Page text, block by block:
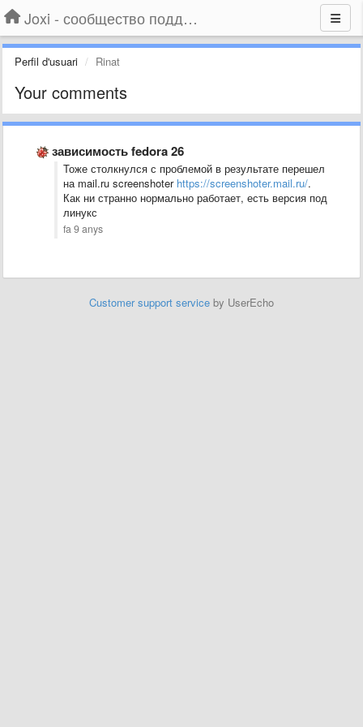
Joxi - сообщество поддержки
Perfil d'usuari Rinat
Your comments
зависимость fedora 26
Тоже столкнулся с проблемой в результате перешел
на mail.ru screenshoter https://screenshoter.mail.ru/.
Как ни странно нормально работает, есть версия под
линукс
fa 9 anys
Customer support service by UserEcho